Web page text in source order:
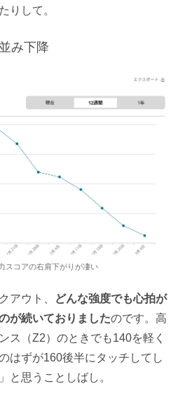
りして。
み下降
スコアの右肩下がりが凄い
アウト、
どんな強度でも心拍が
が続いておりましたのです。高
ス（Z2）のときでも140を軽く
はずが160後半にタッチしてし
と思うことしばし。